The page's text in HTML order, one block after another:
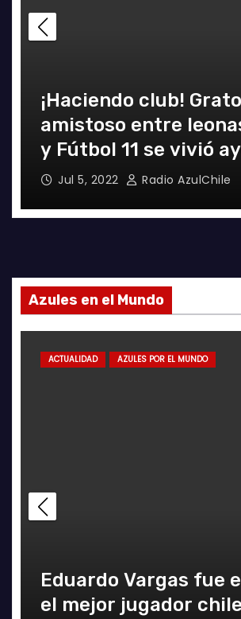
¡Haciendo club! Grato
amistoso entre
y Fútbol 11 se vivió
La Florida
Jul 5, 2022 Radio AzulChile
Azules en el Mundo
ACTUALIDAD AZULES POR EL MUNDO
Eduardo Vargas fue
el mejor jugador